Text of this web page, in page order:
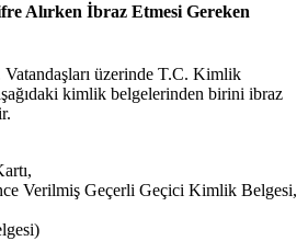
Alırken İbraz Etmesi Gereken
Vatandaşları üzerinde T.C. Kimlik
kimlik belgelerinden birini ibraz
Verilmiş Geçerli Geçici Kimlik Belgesi,